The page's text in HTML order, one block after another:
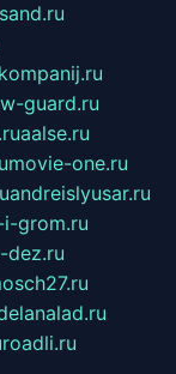
guard.ru
aalse.ru
movie-one.ru
andreislyusar.ru
grom.ru
dez.ru
roadli.ru